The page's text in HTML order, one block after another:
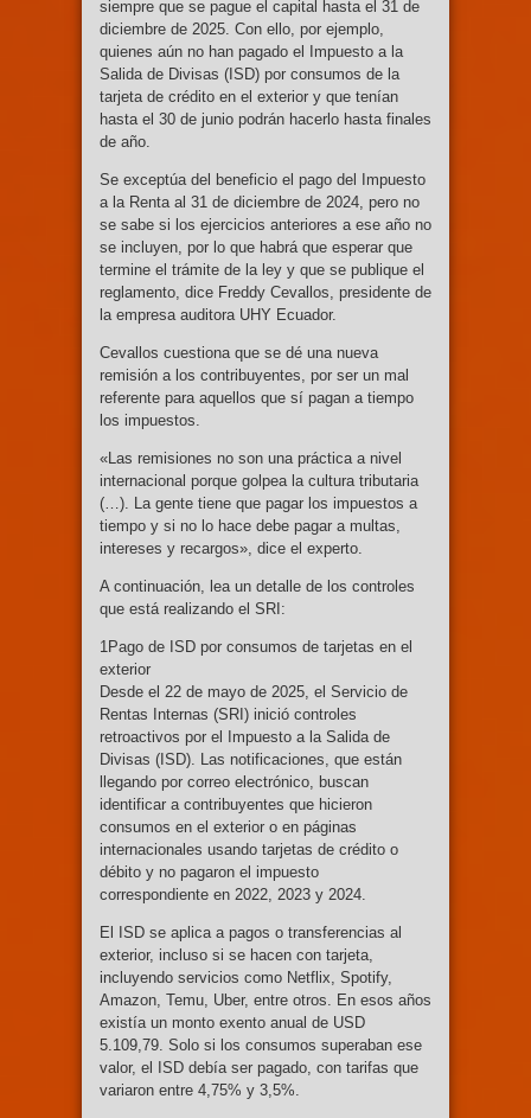
siempre que se pague el capital hasta el 31 de
diciembre de 2025. Con ello, por ejemplo,
quienes aún no han pagado el Impuesto a la
Salida de Divisas (ISD) por consumos de la
tarjeta de crédito en el exterior y que tenían
hasta el 30 de junio podrán hacerlo hasta finales
de año.
Se exceptúa del beneficio el pago del Impuesto
a la Renta al 31 de diciembre de 2024, pero no
se sabe si los ejercicios anteriores a ese año no
se incluyen, por lo que habrá que esperar que
termine el trámite de la ley y que se publique el
reglamento, dice Freddy Cevallos, presidente de
la empresa auditora UHY Ecuador.
Cevallos cuestiona que se dé una nueva
remisión a los contribuyentes, por ser un mal
referente para aquellos que sí pagan a tiempo
los impuestos.
«Las remisiones no son una práctica a nivel
internacional porque golpea la cultura tributaria
(…). La gente tiene que pagar los impuestos a
tiempo y si no lo hace debe pagar a multas,
intereses y recargos», dice el experto.
A continuación, lea un detalle de los controles
que está realizando el SRI:
1Pago de ISD por consumos de tarjetas en el
exterior
Desde el 22 de mayo de 2025, el Servicio de
Rentas Internas (SRI) inició controles
retroactivos por el Impuesto a la Salida de
Divisas (ISD). Las notificaciones, que están
llegando por correo electrónico, buscan
identificar a contribuyentes que hicieron
consumos en el exterior o en páginas
internacionales usando tarjetas de crédito o
débito y no pagaron el impuesto
correspondiente en 2022, 2023 y 2024.
El ISD se aplica a pagos o transferencias al
exterior, incluso si se hacen con tarjeta,
incluyendo servicios como Netflix, Spotify,
Amazon, Temu, Uber, entre otros. En esos años
existía un monto exento anual de USD
5.109,79. Solo si los consumos superaban ese
valor, el ISD debía ser pagado, con tarifas que
variaron entre 4,75% y 3,5%.